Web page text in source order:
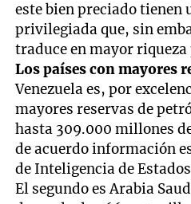
este bien preciado tienen
privilegiada que, sin
traduce en mayor riqueza
Los países con mayores
Venezuela es, por
mayores reservas de
hasta 309.000 millones
de acuerdo información
de Inteligencia de
El segundo es Arabia